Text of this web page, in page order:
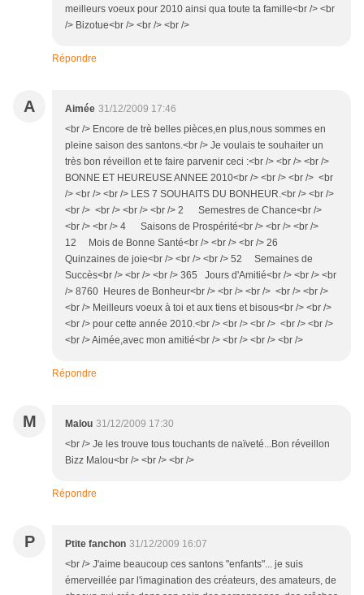
meilleurs voeux pour 2010 ainsi qua toute ta famille<br /> <br
/> Bizotue<br /> <br /> <br />
Répondre
A Aimée 31/12/2009 17:46
<br /> Encore de trè belles pièces,en plus,nous sommes en
pleine saison des santons.<br /> Je voulais te souhaiter un
très bon réveillon et te faire parvenir ceci :<br /> <br /> <br />
BONNE ET HEUREUSE ANNEE 2010<br /> <br /> <br /> <br
/> <br /> <br /> LES 7 SOUHAITS DU BONHEUR.<br /> <br />
<br /> <br /> <br /> <br /> 2 Semestres de Chance<br />
<br /> <br /> 4 Saisons de Prospérité<br /> <br /> <br />
12 Mois de Bonne Santé<br /> <br /> <br /> 26
Quinzaines de joie<br /> <br /> <br /> 52 Semaines de
Succès<br /> <br /> <br /> 365 Jours d'Amitié<br /> <br /> <br
/> 8760 Heures de Bonheur<br /> <br /> <br /> <br /> <br />
<br /> Meilleurs voeux à toi et aux tiens et bisous<br /> <br />
<br /> pour cette année 2010.<br /> <br /> <br /> <br /> <br />
<br /> Aimée,avec mon amitié<br /> <br /> <br /> <br />
Répondre
M Malou 31/12/2009 17:30
<br /> Je les trouve tous touchants de naïveté...Bon réveillon
Bizz Malou<br /> <br /> <br />
Répondre
P Ptite fanchon 31/12/2009 16:07
<br /> J'aime beaucoup ces santons "enfants"... je suis
émerveillée par l'imagination des créateurs, des amateurs, de